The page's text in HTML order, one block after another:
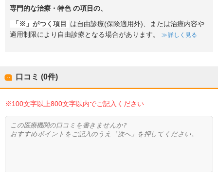
専門的な治療・特色の項目の、
「※」がつく項目
は自由診療(保険適用外)、または治療内容や
適用制限により自由診療となる場合があります。
詳しく見る
口コミ (0件)
※100文字以上800文字以内でご記入ください